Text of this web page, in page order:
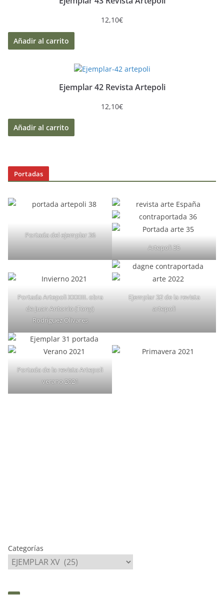
12,10€
Añadir al carrito
Ejemplar 42 Revista Artepoli
12,10€
Añadir al carrito
Portadas
Portada del ejemplar 36
Artepoli 35
Portada Artepoli XXXIII. obra
de Juan Antonio (Tony)
Rodríguez Olivares
Ejemplar 32 de la revista
artepoli
Portada de la revista Artepoli
verano 2021
Categorías